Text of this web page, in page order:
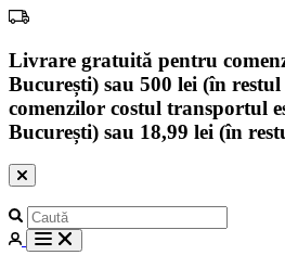
Livrare gratuită pentru
București) sau 500 lei (în
comenzilor costul transportul
București) sau 18,99 lei (în